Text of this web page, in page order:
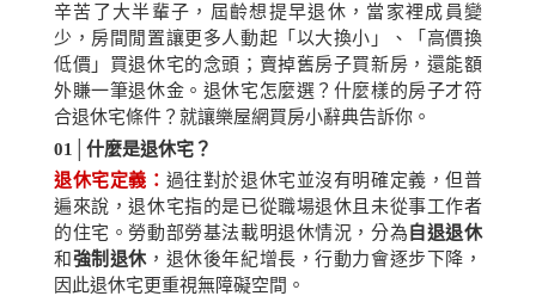
辛苦了大半輩子，屆齡想提早退休，當家裡成員變
少，房間閒置讓更多人動起「以大換小」、「高價換
低價」買退休宅的念頭；賣掉舊房子買新房，還能額
外賺一筆退休金。退休宅怎麼選？什麼樣的房子才符
合退休宅條件？就讓樂屋網買房小辭典告訴你。
01│ 什麼是退休宅？
退休宅定義： 過往對於退休宅並沒有明確定義，但普
遍來說，退休宅指的是已從職場退休且未從事工作者
的住宅。勞動部勞基法載明退休情況，分為 自退退休
和強制退休，退休後年紀增長，行動力會逐步下降，
因此退休宅更重視無障礙空間。